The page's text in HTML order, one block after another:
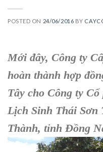
POSTED ON 24/06/2016 BY
Mới đây, Công ty
hoàn thành hợp
Tây cho Công ty
Lịch Sinh Thái Sơn
Thành, tỉnh Đồng